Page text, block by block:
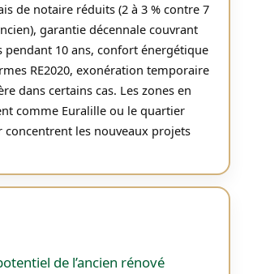
de notaire réduits (2 à 3 % contre 7
garantie décennale couvrant
pendant 10 ans, confort énergétique
RE2020, exonération temporaire
dans certains cas. Les zones en
comme Euralille ou le quartier
concentrent les nouveaux projets
de l’ancien rénové